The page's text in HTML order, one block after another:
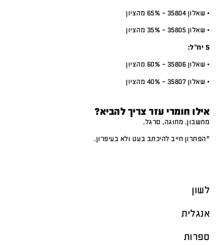
• שאלון 35804 – 65% מהציון
• שאלון 35805 – 35% מהציון
5 יח”ל:
• שאלון 35806 – 60% מהציון
• שאלון 35807 – 40% מהציון
אילו חומרי עזר צריך להביא?
מחשבון, מחוגה, סרגל.
*הפתרון חייב להיכתב בעט ולא בעיפרון.
לשון
אנגלית
ספרות